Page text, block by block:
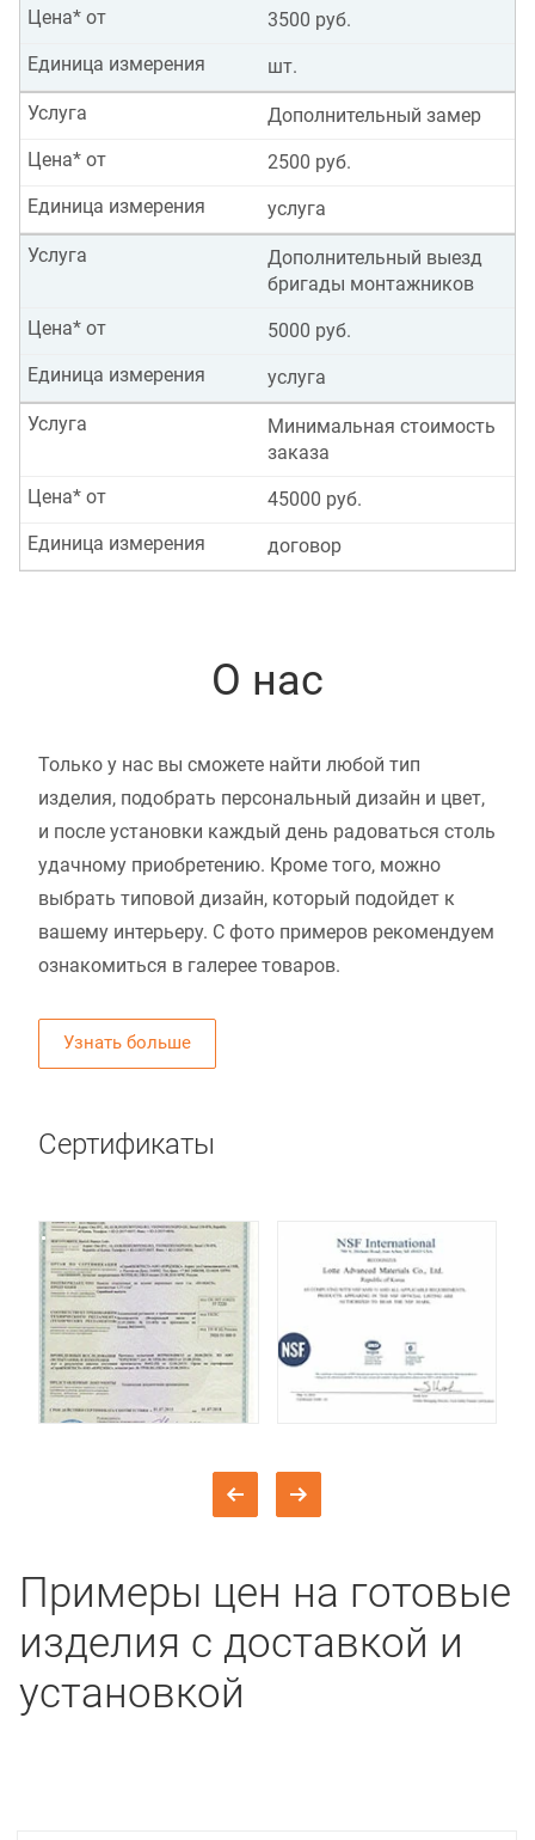
3500 руб.
Цена* от
шт.
Единица измерения
Дополнительный замер
Услуга
2500 руб.
Цена* от
услуга
Единица измерения
Дополнительный выезд
бригады монтажников
Услуга
5000 руб.
Цена* от
услуга
Единица измерения
Минимальная стоимость
заказа
Услуга
45000 руб.
Цена* от
договор
Единица измерения
О нас
Только у нас вы сможете найти любой тип
изделия, подобрать персональный дизайн и цвет,
и после установки каждый день радоваться столь
удачному приобретению. Кроме того, можно
выбрать типовой дизайн, который подойдет к
вашему интерьеру. С фото примеров рекомендуем
ознакомиться в галерее товаров.
Узнать больше
Сертификаты
Примеры цен на готовые
изделия с доставкой и
установкой